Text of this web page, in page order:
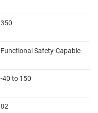
350
Functional Safety-Capable
-40 to 150
82